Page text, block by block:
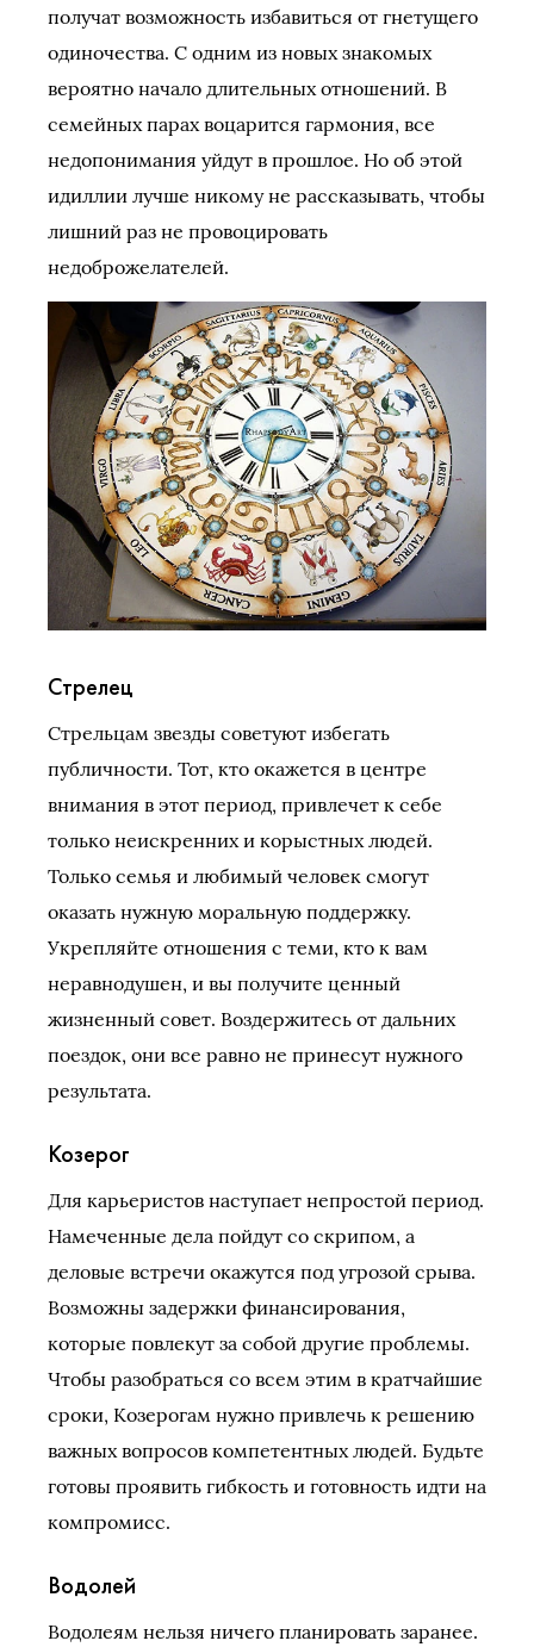
получат возможность избавиться от гнетущего
одиночества. С одним из новых знакомых
вероятно начало длительных отношений. В
семейных парах воцарится гармония, все
недопонимания уйдут в прошлое. Но об этой
идиллии лучше никому не рассказывать, чтобы
лишний раз не провоцировать
недоброжелателей.
Стрелец
Стрельцам звезды советуют избегать
публичности. Тот, кто окажется в центре
внимания в этот период, привлечет к себе
только неискренних и корыстных людей.
Только семья и любимый человек смогут
оказать нужную моральную поддержку.
Укрепляйте отношения с теми, кто к вам
неравнодушен, и вы получите ценный
жизненный совет. Воздержитесь от дальних
поездок, они все равно не принесут нужного
результата.
Козерог
Для карьеристов наступает непростой период.
Намеченные дела пойдут со скрипом, а
деловые встречи окажутся под угрозой срыва.
Возможны задержки финансирования,
которые повлекут за собой другие проблемы.
Чтобы разобраться со всем этим в кратчайшие
сроки, Козерогам нужно привлечь к решению
важных вопросов компетентных людей. Будьте
готовы проявить гибкость и готовность идти на
компромисс.
Водолей
Водолеям нельзя ничего планировать заранее.